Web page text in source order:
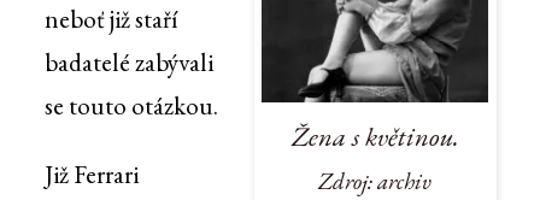
Žena s květinou.
Zdroj: archiv
neboť již staří
badatelé zabývali
se touto otázkou.
Již Ferrari